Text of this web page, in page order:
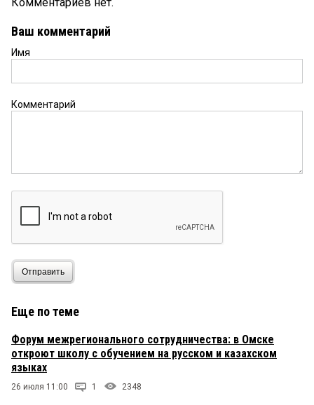
Ваш комментарий
Имя
Комментарий
Отправить
Еще по теме
Форум межрегионального сотрудничества: в Омске
откроют школу с обучением на русском и казахском
языках
26 июля 11:00 1 2348